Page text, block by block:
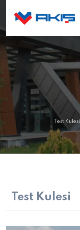
Test Kulesi
Test Kulesi